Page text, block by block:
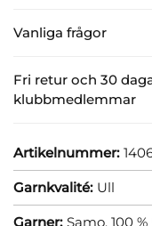
Vanliga frågor
Fri retur och 30
klubbmedlemmar
Artikelnummer:
Garnkvalité: Ull
Garner: Samo, 100